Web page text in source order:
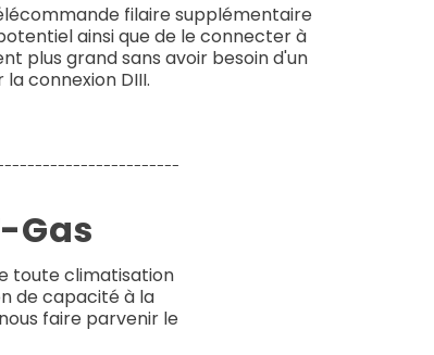
filaire supplémentaire
ainsi que de le connecter à
plus grand sans avoir besoin d'un
connexion DIII.
Gas
toute climatisation
de capacité à la
faire parvenir le